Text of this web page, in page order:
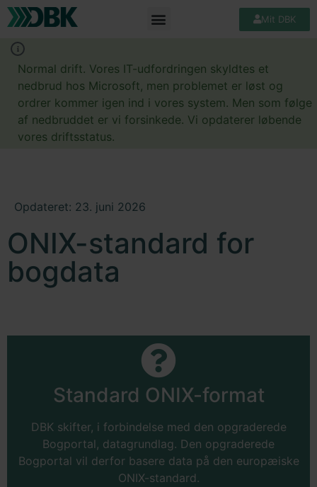
Mit DBK
Normal drift. Vores IT-udfordringen skyldtes et
nedbrud hos Microsoft, men problemet er løst og
ordrer kommer igen ind i vores system. Men som følge
af nedbruddet er vi forsinkede. Vi opdaterer løbende
vores driftsstatus.
Opdateret: 23. juni 2026
ONIX-standard for
bogdata
Standard ONIX-format
DBK skifter, i forbindelse med den opgraderede
Bogportal, datagrundlag. Den opgraderede
Bogportal vil derfor basere data på den europæiske
ONIX-standard.